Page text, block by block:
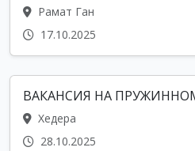
Рамат Ган
17.10.2025
ВАКАНСИЯ НА
Хедера
28.10.2025